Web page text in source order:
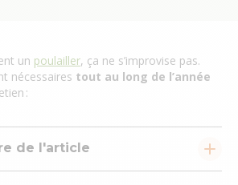
un poulailler, ça ne s’improvise pas.
nécessaires tout au long de l’année
:
de l'article